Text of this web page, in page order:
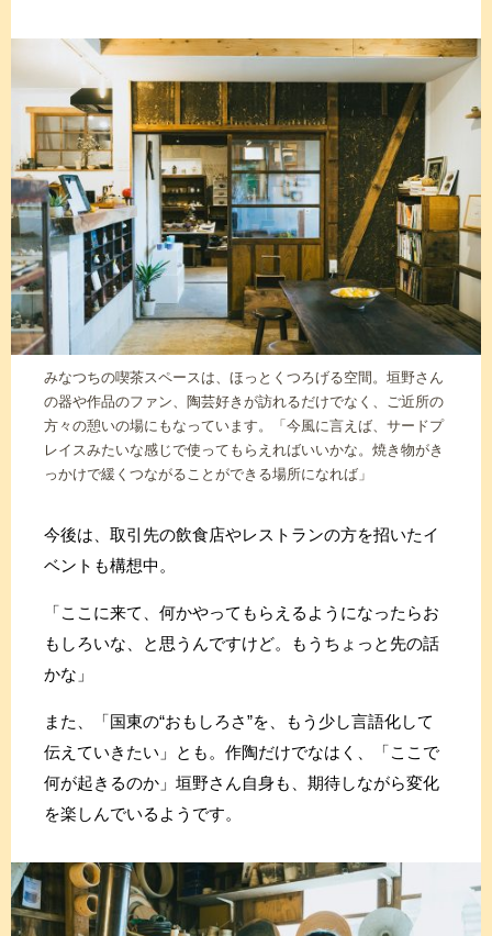
みなつちの喫茶スペースは、ほっとくつろげる空間。垣野さん
の器や作品のファン、陶芸好きが訪れるだけでなく、ご近所の
方々の憩いの場にもなっています。「今風に言えば、サードプ
レイスみたいな感じで使ってもらえればいいかな。焼き物がき
っかけで緩くつながることができる場所になれば」
今後は、取引先の飲食店やレストランの方を招いたイ
ベントも構想中。
「ここに来て、何かやってもらえるようになったらお
もしろいな、と思うんですけど。もうちょっと先の話
かな」
また、「国東の“おもしろさ”を、もう少し言語化して
伝えていきたい」とも。作陶だけでなはく、「ここで
何が起きるのか」垣野さん自身も、期待しながら変化
を楽しんでいるようです。